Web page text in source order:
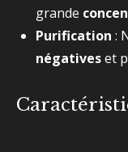
grande
Purification :
négativeset